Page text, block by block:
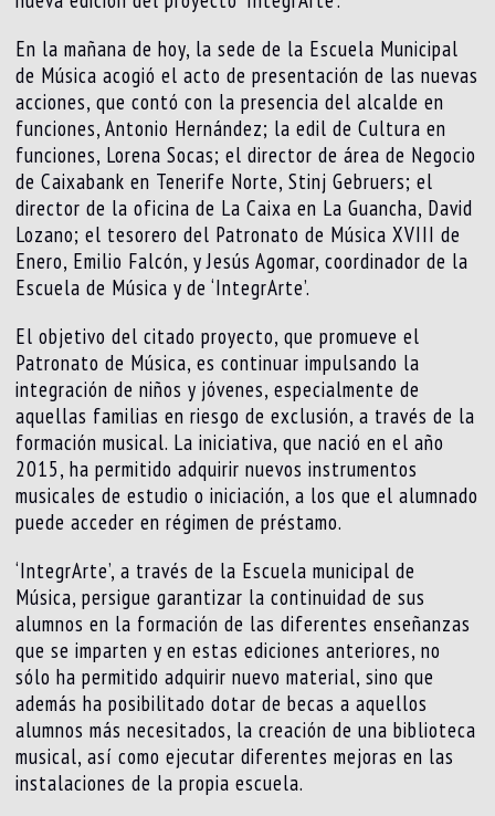
En la mañana de hoy, la sede de la Escuela Municipal
de Música acogió el acto de presentación de las nuevas
acciones, que contó con la presencia del alcalde en
funciones, Antonio Hernández; la edil de Cultura en
funciones, Lorena Socas; el director de área de Negocio
de Caixabank en Tenerife Norte, Stinj Gebruers; el
director de la oficina de La Caixa en La Guancha, David
Lozano; el tesorero del Patronato de Música XVIII de
Enero, Emilio Falcón, y Jesús Agomar, coordinador de la
Escuela de Música y de ‘IntegrArte’.
El objetivo del citado proyecto, que promueve el
Patronato de Música, es continuar impulsando la
integración de niños y jóvenes, especialmente de
aquellas familias en riesgo de exclusión, a través de la
formación musical. La iniciativa, que nació en el año
2015, ha permitido adquirir nuevos instrumentos
musicales de estudio o iniciación, a los que el alumnado
puede acceder en régimen de préstamo.
‘IntegrArte’, a través de la Escuela municipal de
Música, persigue garantizar la continuidad de sus
alumnos en la formación de las diferentes enseñanzas
que se imparten y en estas ediciones anteriores, no
sólo ha permitido adquirir nuevo material, sino que
además ha posibilitado dotar de becas a aquellos
alumnos más necesitados, la creación de una biblioteca
musical, así como ejecutar diferentes mejoras en las
instalaciones de la propia escuela.